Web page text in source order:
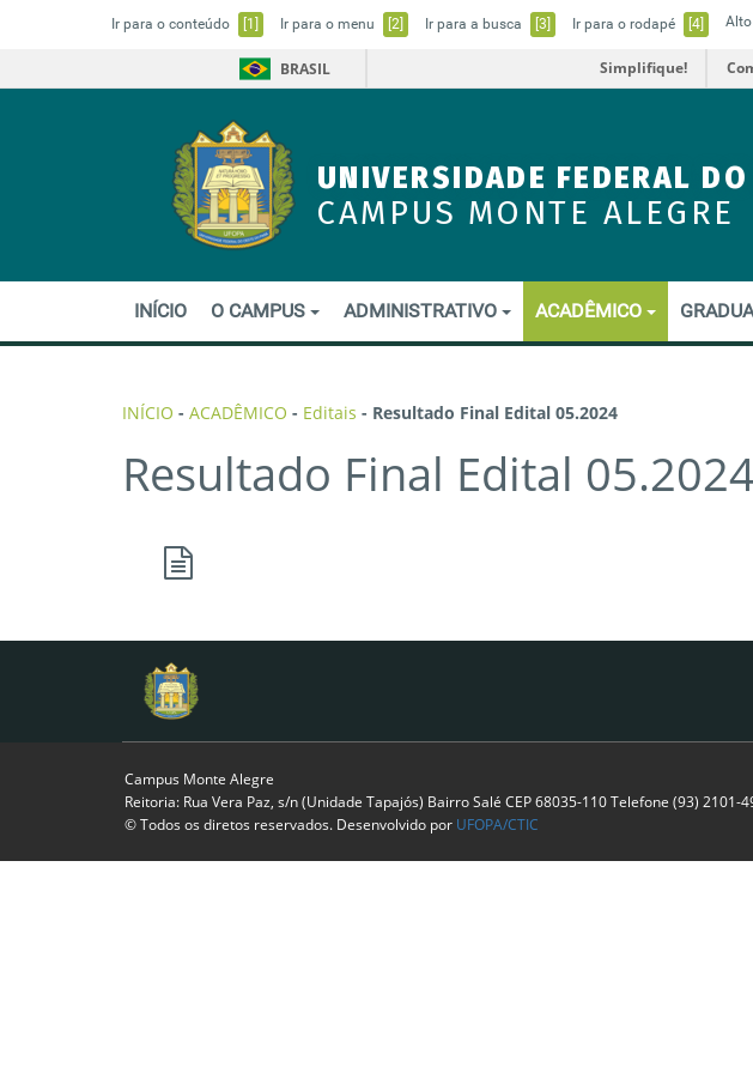
Ir para o conteúdo [1] Ir para o menu [2] Ir para a busca [3] Ir para o rodapé [4]
BRASIL Simplifique!
UNIVERSIDADE FEDERAL
CAMPUS MONTE ALEGRE
INÍCIO O CAMPUS ADMINISTRATIVO ACADÊMICO
INÍCIO - ACADÊMICO - Editais - Resultado Final Edital 05.2024
Resultado Final Edital 05.2024
Campus Monte Alegre
Reitoria: Rua Vera Paz, s/n (Unidade Tapajós) Bairro Salé CEP 68035-110 Telefone (93)
© Todos os diretos reservados. Desenvolvido por UFOPA/CTIC